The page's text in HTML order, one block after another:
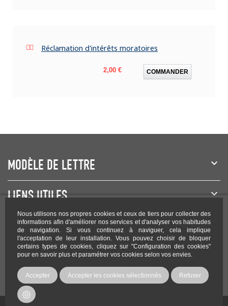
Nous utilisons nos propres cookies et ceux de tiers pour collecter des
informations afin d'améliorer nos services et d'analyser vos habitudes
de navigation. Si vous continuez à naviguer, cela implique
l'acceptation de leur installation. Vous pouvez choisir de bloquer
certains types de cookies, cliquez sur "Configuration des cookies"
pour en savoir plus et paramétrer vos cookies selon vos envies.
Accepter Accepter les cookies sélectionnés Refuser
Réclamation d'intérêts moratoires
Prix
2,00 € COMMANDER
MODÈLE DE LETTRE
LIENS UTILES
NEWSLETTER